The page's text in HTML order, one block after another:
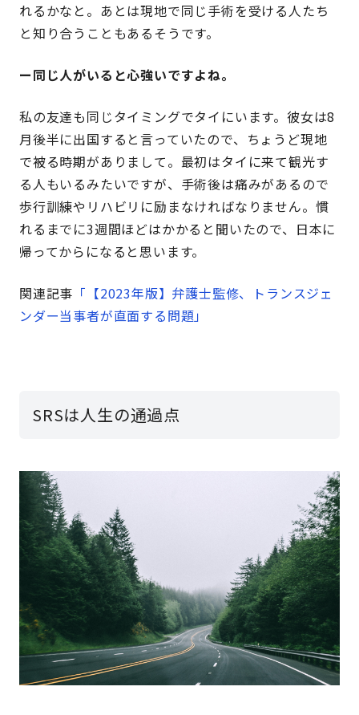
れるかなと。あとは現地で同じ手術を受ける人たち
と知り合うこともあるそうです。
ー同じ人がいると心強いですよね。
私の友達も同じタイミングでタイにいます。彼女は8
月後半に出国すると言っていたので、ちょうど現地
で被る時期がありまして。最初はタイに来て観光す
る人もいるみたいですが、手術後は痛みがあるので
歩行訓練やリハビリに励まなければなりません。慣
れるまでに3週間ほどはかかると聞いたので、日本に
帰ってからになると思います。
関連記事 「【2023年版】弁護士監修、トランスジェ
ンダー当事者が直面する問題」
SRSは人生の通過点